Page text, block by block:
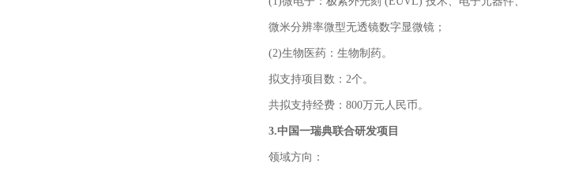
微米分辨率微型无透镜数字显微镜；
(2)生物医药：生物制药。
拟支持项目数：2个。
共拟支持经费：800万元人民币。
3.中国一瑞典联合研发项目
领域方向：